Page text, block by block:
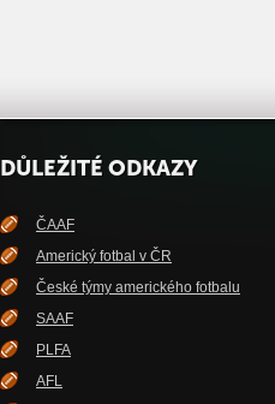
DŮLEŽITÉ ODKAZY
ČAAF
Americký fotbal v ČR
České týmy amerického fotbalu
SAAF
PLFA
AFL